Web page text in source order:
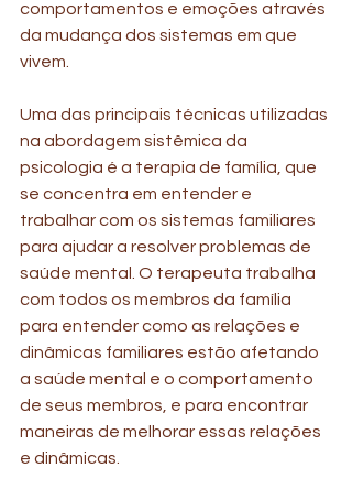
comportamentos e emoções através
da mudança dos sistemas em que
vivem.
Uma das principais técnicas utilizadas
na abordagem sistêmica da
psicologia é a terapia de família, que
se concentra em entender e
trabalhar com os sistemas familiares
para ajudar a resolver problemas de
saúde mental. O terapeuta trabalha
com todos os membros da família
para entender como as relações e
dinâmicas familiares estão afetando
a saúde mental e o comportamento
de seus membros, e para encontrar
maneiras de melhorar essas relações
e dinâmicas.